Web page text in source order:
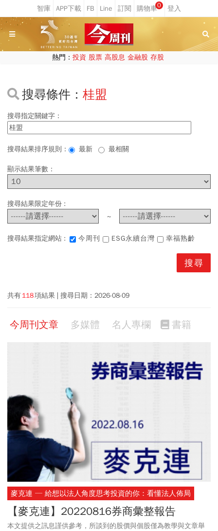
0
熱門： 投資 股票 高股息 金融股 存股
搜尋條件： 桂盟
搜尋指定關鍵字：
搜尋結果排序規則： 最新 最相關
顯示結果筆數：
搜尋結果限定年份 :
~
搜尋結果指定網站 : 今周刊 ESG永續台灣 幸福熟齡
共有118項結果 搜尋日期： 2026-08-09
今周刊文章 多媒體 名人專欄 書籍
麥克連 ─ 給想以法人角度思考投資的你：看懂法人佈局
【麥克連】20220816券商彙整報告
本文提供之訊息謹供參考，所談到的股價與個股僅為教學與文章舉